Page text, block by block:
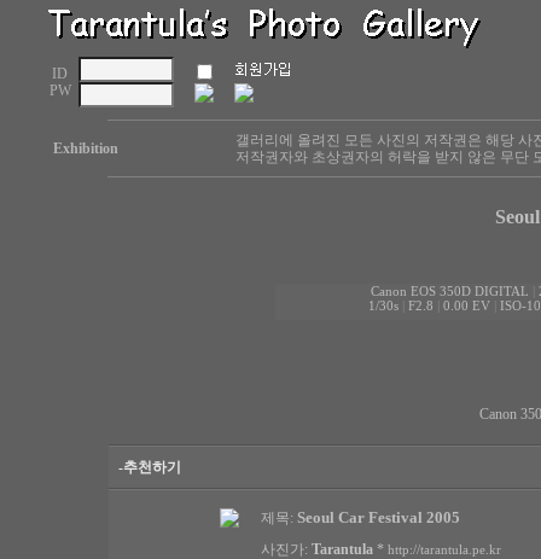
ID
PW
Exhibition
갤러리에 올려진 모든 사진의 저작권은 해당
저작권자와 초상권자의 허락을 받지 않은 무단
Canon EOS 350D DIGITAL
1/30s| F2.8 0.00 EV| ISO-
Canon
-추천하기
제목: Seoul Car Festival 2005
사진가: Tarantula * http://tarantula.pe.kr